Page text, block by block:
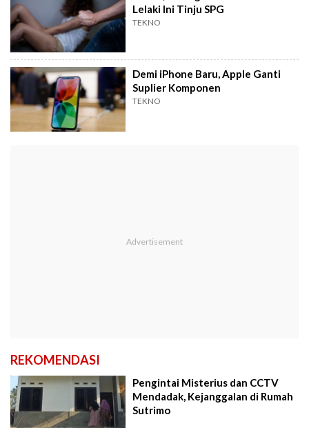
Lelaki Ini Tinju SPG
TEKNO
Demi iPhone Baru, Apple Ganti
Suplier Komponen
TEKNO
REKOMENDASI
Pengintai Misterius dan CCTV
Mendadak, Kejanggalan di Rumah
Sutrimo